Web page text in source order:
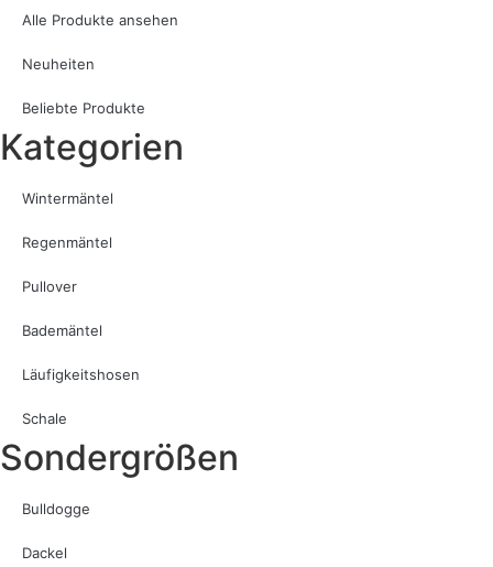
Alle Produkte ansehen
Neuheiten
Beliebte Produkte
Kategorien
Wintermäntel
Regenmäntel
Pullover
Bademäntel
Läufigkeitshosen
Schale
Sondergrößen
Bulldogge
Dackel